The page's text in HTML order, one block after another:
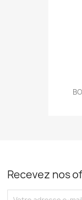
Recevez nos